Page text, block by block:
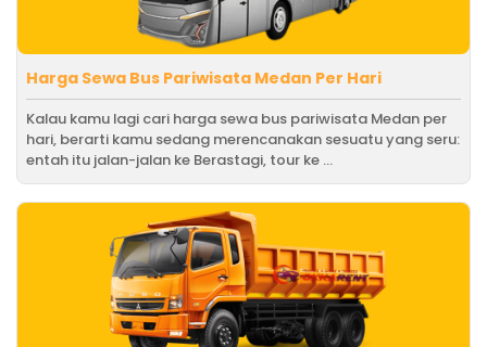
Harga Sewa Bus Pariwisata Medan Per Hari
Kalau kamu lagi cari harga sewa bus pariwisata Medan per
hari, berarti kamu sedang merencanakan sesuatu yang seru:
entah itu jalan-jalan ke Berastagi, tour ke ...